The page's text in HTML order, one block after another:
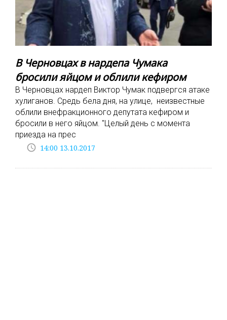
В Черновцах в нардепа Чумака
бросили яйцом и облили кефиром
В Черновцах нардеп Виктор Чумак подвергся атаке
хулиганов. Средь бела дня, на улице, неизвестные
облили внефракционного депутата кефиром и
бросили в него яйцом. "Целый день с момента
приезда на прес
access_time 14:00 13.10.2017